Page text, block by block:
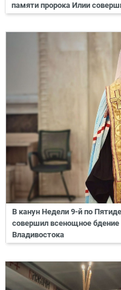
памяти пророка Илии
В канун Недели 9-й по
совершил всенощное
Владивостока